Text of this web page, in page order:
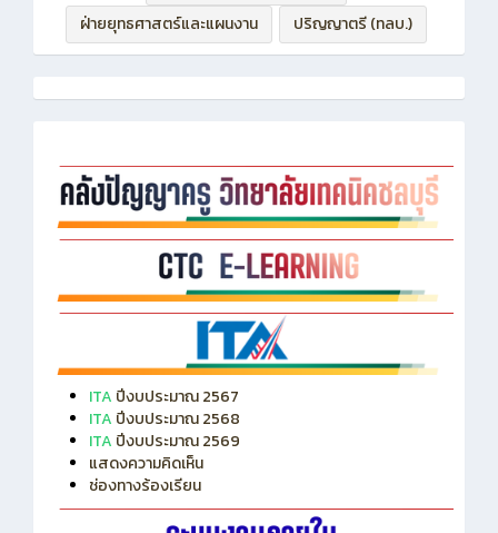
ฝ่ายยุทธศาสตร์และแผนงาน
ปริญญาตรี (ทลบ.)
ITA ปีงบประมาณ 2567
ITA ปีงบประมาณ 2568
ITA ปีงบประมาณ 2569
แสดงความคิดเห็น
ช่องทางร้องเรียน